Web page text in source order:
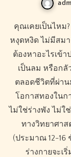
คุณเคยเป็นไหม? พอถึงเวลาอาหารแล้วไม่ได้กิน จะเริ่มรู้สึก
หงุดหงิด ไม่มีสม
ต้องหาอะไรเข้า
เป็นลม หรือกลั
ตลอดชีวิตที่ผ่าน
โอกาสทองในก
ไม่ใช่ร่างพัง ไม่
ทางวิทยาศาส
(ประมาณ 12-16
ร่างกายจะเ